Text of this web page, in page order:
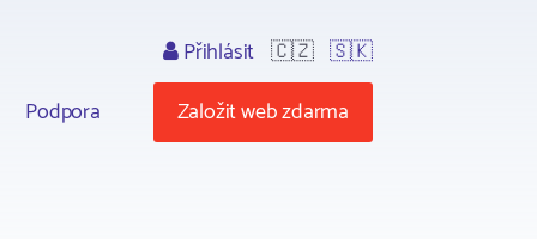
Podpora
Přihlásit 🇨🇿 🇸🇰
Založit web zdarma